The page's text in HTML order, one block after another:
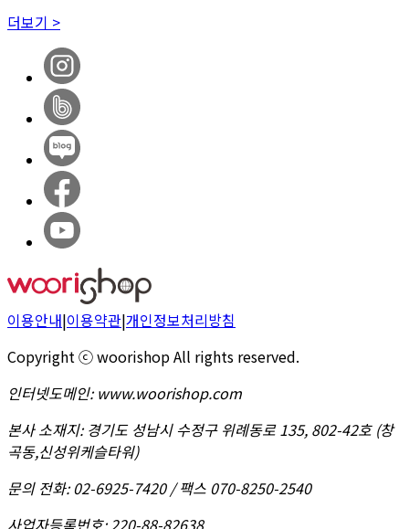
더보기 >
이용안내|이용약관|개인정보처리방침
Copyright ⓒ woorishop All rights reserved.
인터넷도메인:www.woorishop.com
본사 소재지:경기도 성남시 수정구 위례동로 135, 802-42호 (창
곡동,신성위케슬타워)
문의 전화:02-6925-7420 / 팩스 070-8250-2540
사업자등록번호:220-88-82638